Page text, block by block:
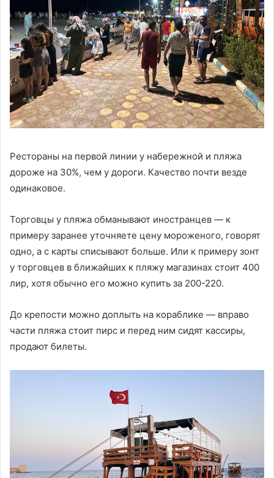
Рестораны на первой линии у набережной и пляжа
дороже на 30%, чем у дороги. Качество почти везде
одинаковое.
Торговцы у пляжа обманывают иностранцев — к
примеру заранее уточняете цену мороженого, говорят
одно, а с карты списывают больше. Или к примеру зонт
у торговцев в ближайших к пляжу магазинах стоит 400
лир, хотя обычно его можно купить за 200-220.
До крепости можно доплыть на кораблике — вправо
части пляжа стоит пирс и перед ним сидят кассиры,
продают билеты.